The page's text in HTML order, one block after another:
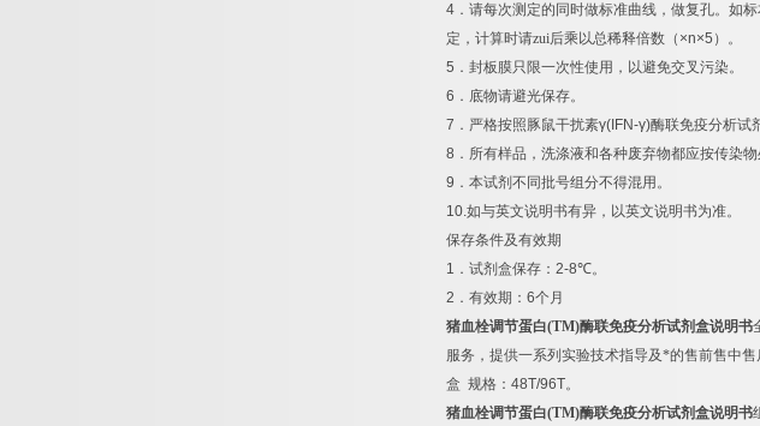
4 ．请每次测定的同时做标准曲线，做复孔。如
定，计算时请zui后乘以总稀释倍数（ ×n×5 ）。
5 ．封板膜只限一次性使用，以避免交叉污染。
6 ．底物请避光保存。
7 ．严格按照豚鼠干扰素γ(IFN-γ)酶联免疫分析试
8 ．所有样品，洗涤液和各种废弃物都应按传染物
9 ．本试剂不同批号组分不得混用。
10.如与英文说明书有异，以英文说明书为准。
保存条件及有效期
1 ．试剂盒保存： 2-8℃。
2 ．有效期： 6个月
猪血栓调节蛋白(TM)酶联免疫分析试剂盒说明书
服务，提供一系列实验技术指导及*的售前售中售
盒 规格： 48T/96T。
猪血栓调节蛋白(TM)酶联免疫分析试剂盒说明书